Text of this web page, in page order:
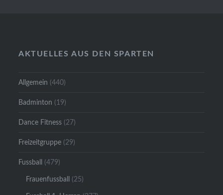
AKTUELLES AUS DEN SPARTEN
Allgemein (440)
Badminton (19)
Dance Fitness (27)
Freizeitgruppe (29)
Fussball (479)
Frauenfussball (25)